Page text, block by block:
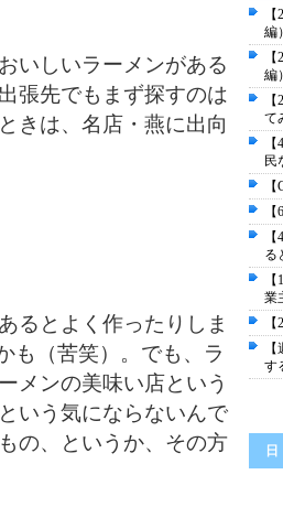
いしいラーメンがある
張先でもまず探すのは
きは、名店・燕に出向
るとよく作ったりしま
も（苦笑）。でも、ラ
メンの美味い店という
いう気にならないんで
の、というか、その方
編）
編）
て
民
る
業
す
日